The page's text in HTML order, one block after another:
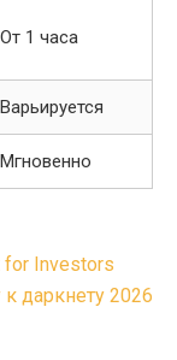
От 1 часа
Варьируется
Мгновенно
for Investors
даркнету 2026